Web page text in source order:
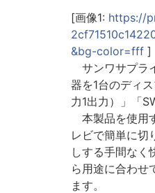
[画像1: https://
&bg-color=fff ]
サンワサプラ
器を1台のディ
力1出力）」「
本製品を使用
レビで簡単に切
しする手間なく
ら用途に合わせ
ます。